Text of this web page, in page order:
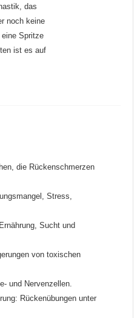
das
noch keine
Spritze
ist es auf
die Rückenschmerzen
Stress,
Sucht und
von toxischen
und Nervenzellen.
Rückenübungen unter